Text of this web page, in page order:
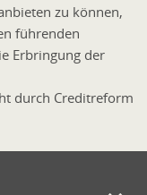
zu können,
führenden
Erbringung der
durch Creditreform